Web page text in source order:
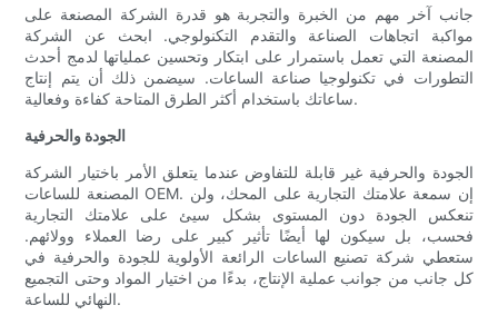
جانب آخر مهم من الخبرة والتجربة هو قدرة الشركة المصنعة على
مواكبة اتجاهات الصناعة والتقدم التكنولوجي. ابحث عن الشركة
المصنعة التي تعمل باستمرار على ابتكار وتحسين عملياتها لدمج أحدث
التطورات في تكنولوجيا صناعة الساعات. سيضمن ذلك أن يتم إنتاج
ساعاتك باستخدام أكثر الطرق المتاحة كفاءة وفعالية.
الجودة والحرفية
الجودة والحرفية غير قابلة للتفاوض عندما يتعلق الأمر باختيار الشركة
المصنعة للساعات OEM. إن سمعة علامتك التجارية على المحك، ولن
تنعكس الجودة دون المستوى بشكل سيئ على علامتك التجارية
فحسب، بل سيكون لها أيضًا تأثير كبير على رضا العملاء وولائهم.
ستعطي شركة تصنيع الساعات الرائعة الأولوية للجودة والحرفية في
كل جانب من جوانب عملية الإنتاج، بدءًا من اختيار المواد وحتى التجميع
النهائي للساعة.